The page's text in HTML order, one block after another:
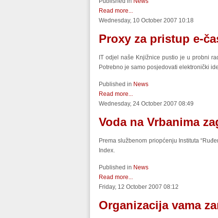
Read more...
Wednesday, 10 October 2007 10:18
Proxy za pristup e-
IT odjel naše Knjižnice pustio je u probni
Potrebno je samo posjedovati elektronički
Published in News
Read more...
Wednesday, 24 October 2007 08:49
Voda na Vrbanima
Prema službenom priopćenju Instituta
Index.
Published in News
Read more...
Friday, 12 October 2007 08:12
Organizacija vama